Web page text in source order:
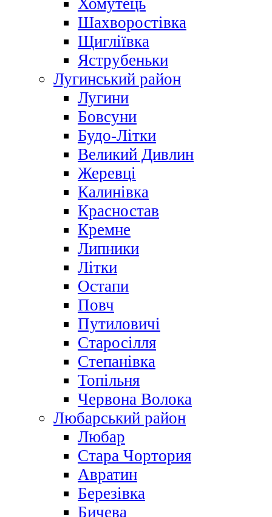
Хомутець
Шахворостівка
Щигліївка
Яструбеньки
Лугинський район
Лугини
Бовсуни
Будо-Літки
Великий Дивлин
Жеревці
Калинівка
Красностав
Кремне
Липники
Літки
Остапи
Повч
Путиловичі
Старосілля
Степанівка
Топільня
Червона Волока
Любарський район
Любар
Стара Чортория
Авратин
Березівка
Бичева